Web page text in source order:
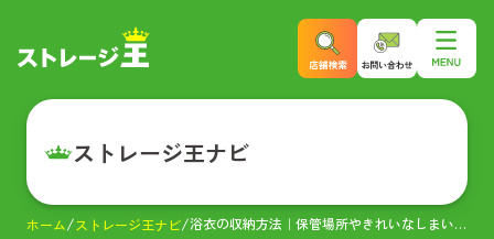
ストレージ王ナビ
ホーム ストレージ王ナビ 浴衣の収納方法｜保管場所やきれいなしまい方を解説